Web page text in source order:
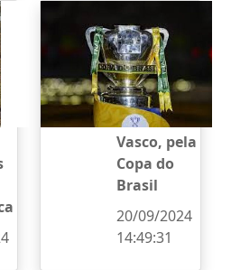
foi o
sorteio do
mando de
campo de
Atlético e
Vasco, pela
Copa do
Brasil
20/09/2024
14:49:31